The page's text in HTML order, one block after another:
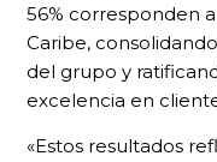
56% corresponden
Caribe,
del grupo y
excelencia en
«Estos resultados